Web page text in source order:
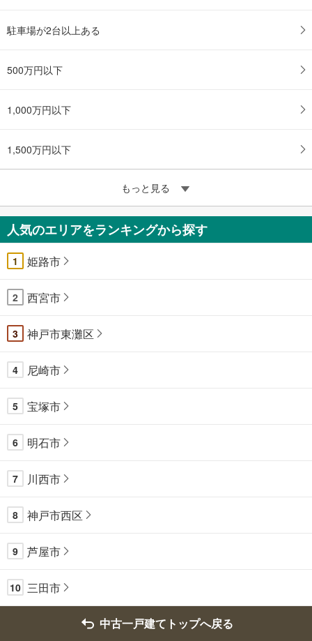
駐車場が2台以上ある
500万円以下
1,000万円以下
1,500万円以下
もっと見る
人気のエリアをランキングから探す
1 姫路市
2 西宮市
3 神戸市東灘区
4 尼崎市
5 宝塚市
6 明石市
7 川西市
8 神戸市西区
9 芦屋市
10 三田市
中古一戸建てトップへ戻る